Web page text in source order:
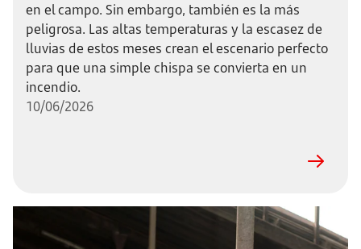
en el campo. Sin embargo, también es la más
peligrosa. Las altas temperaturas y la escasez de
lluvias de estos meses crean el escenario perfecto
para que una simple chispa se convierta en un
incendio.
10/06/2026